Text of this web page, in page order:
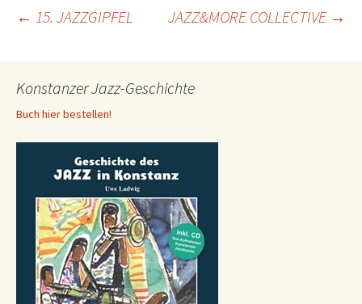
Beitragsnavigation
← 15. JAZZGIPFEL JAZZ&MORE COLLECTIVE →
Konstanzer Jazz-Geschichte
Buch hier bestellen!